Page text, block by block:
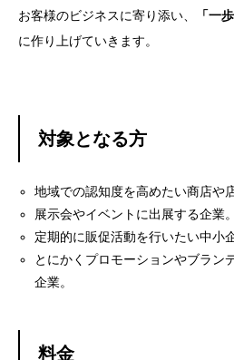
お客様のビジネスに寄り添い、
「一
に作り上げていきます。
対象となる方
地域での認知度を高めたい商店や店
展示会やイベントに出展する企業。
定期的に販促活動を行いたい中小
とにかくプロモーションやブラン
企業。
料金